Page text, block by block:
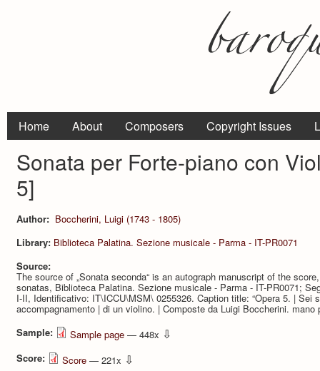
Home About Composers Copyright Issues
Sonata per Forte-piano con
5]
Author: Boccherini, Luigi (1743 - 1805)
Library: Biblioteca Palatina. Sezione musicale - Parma - IT-PR0071
Source:
The source of „Sonata seconda“ is an autograph manuscript of the
sonatas, Biblioteca Palatina. Sezione musicale - Parma - IT-PR0071;
I-II, Identificativo: IT\ICCU\MSM\ 0255326. Caption title: “Opera 5. | Sei
accompagnamento | di un violino. | Composte da Luigi Boccherini. mano
Sample:
Sample page — 448x ⇩
Score: Score — 221x ⇩